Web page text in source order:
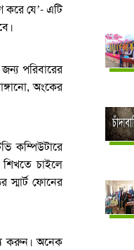
করে যে’- এটি
পরিবারের
অংকের
কম্পিউটারে
চাইলে
ফোনের
করুন। অনেক